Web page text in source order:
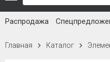
Распродажа
Главная Каталог